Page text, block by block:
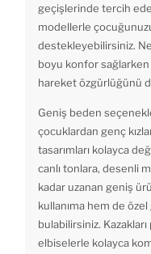
geçişlerinde tercih
modellerle
destekleyebilirsiniz.
boyu konfor
hareket özgürlüğünü
Geniş beden
çocuklardan genç
tasarımları kolayca
canlı tonlara, desenli
kadar uzanan geniş
kullanıma hem de
bulabilirsiniz.
elbiselerle kolayca